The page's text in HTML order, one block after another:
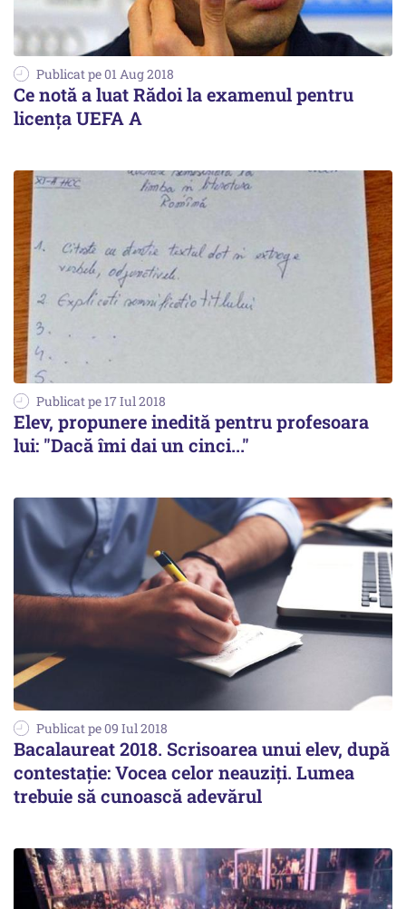
Publicat pe 01 Aug 2018
Ce notă a luat Rădoi la examenul pentru
licenţa UEFA A
Publicat pe 17 Iul 2018
Elev, propunere inedită pentru profesoara
lui: "Dacă îmi dai un cinci..."
Publicat pe 09 Iul 2018
Bacalaureat 2018. Scrisoarea unui elev, după
contestație: Vocea celor neauziți. Lumea
trebuie să cunoască adevărul